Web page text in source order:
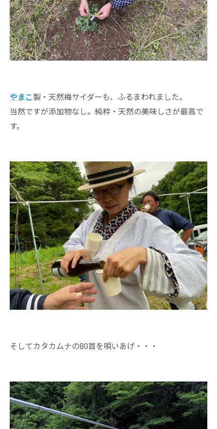
やまこ製・天然梅サイダーも、ふるまわれました。
当然ですが添加物なし。純粋・天然の美味しさが最高で
す。
そしてカタカムナの80首を唄いあげ・・・